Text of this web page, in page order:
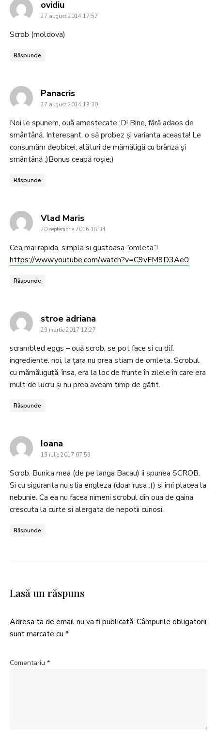
ovidiusays:
27 august 2014 17:57
Scrob (moldova)
Răspunde
Panacrissays:
27 august 2014 19:30
Noi le spunem, ouă amestecate :D! Bine, fără adaos de
smântână. Interesant, o să probez și varianta aceasta! Le
consumăm deobicei, alături de mămăligă cu brânză și
smântână ;)Bonus ceapă roșie;)
Răspunde
Vlad Marissays:
20 septembrie 2016 18:34
Cea mai rapida, simpla si gustoasa “omleta”!
https://www.youtube.com/watch?v=C9vFM9D3Ae0
Răspunde
stroe adriana
29 martie 2017 12:27
scrambled eggs – ouă scrob, se pot face si cu dif.
ingrediente. noi, la țara nu prea stiam de omleta. Scrobul
cu mămăliguță, însa, era la loc de frunte în zilele în care era
mult de lucru și nu prea aveam timp de gătit.
Răspunde
Ioana
13 iulie 2017 07:59
Scrob. Bunica mea (de pe langa Bacau) ii spunea SCROB.
Si cu siguranta nu stia engleza (doar rusa :() si imi placea la
nebunie. Ca ea nu facea nimeni scrobul din oua de gaina
crescuta la curte si alergata de nepotii curiosi.
Răspunde
Lasă un răspuns
Adresa ta de email nu va fi publicată. Câmpurile obligatorii
sunt marcate cu *
Comentariu *